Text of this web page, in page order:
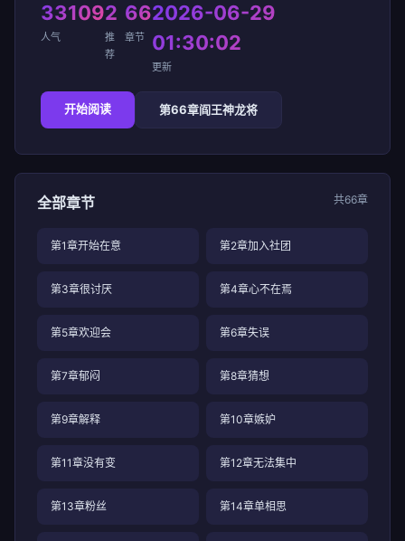
33109
人气
2
推
荐
66
章节
2026-06-29
01:30:02
更新
开始阅读 第66章阎王神龙将
全部章节 共66章
第1章开始在意 第2章加入社团
第3章很讨厌 第4章心不在焉
第5章欢迎会 第6章失误
第7章郁闷 第8章猜想
第9章解释 第10章嫉妒
第11章没有变 第12章无法集中
第13章粉丝 第14章单相思